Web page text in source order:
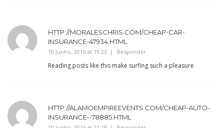
HTTP://MORALESCHRIS.COM/CHEAP-CAR-
INSURANCE-47934.HTML
10 Junho, 2016 at 19:23 Responder
Reading posts like this make surfing such a pleasure
HTTP://ALAMOEMPIREEVENTS.COM/CHEAP-AUTO-
INSURANCE--78885.HTML